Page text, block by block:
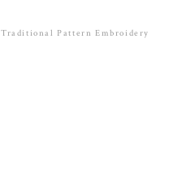
Traditional Pattern Embroidery